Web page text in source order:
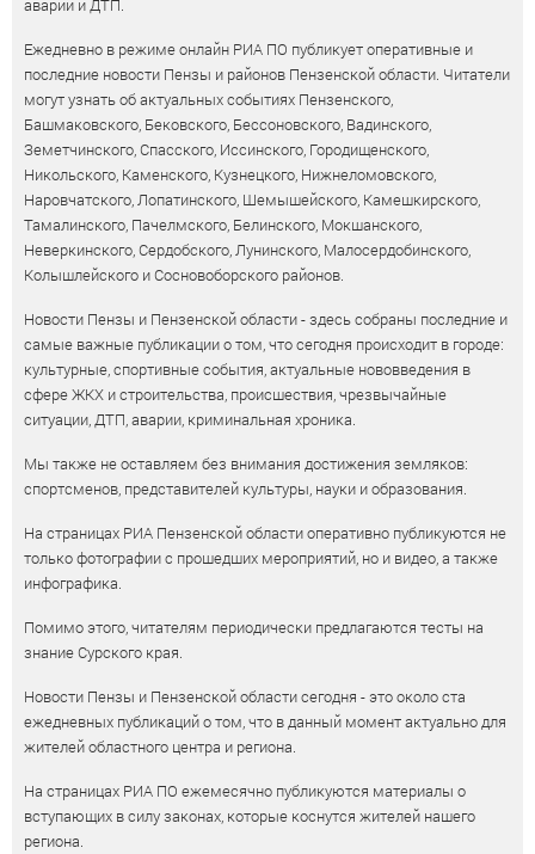
аварий и ДТП.
Ежедневно в режиме онлайн РИА ПО публикует оперативные и
последние новости Пензы и районов Пензенской области. Читатели
могут узнать об актуальных событиях Пензенского,
Башмаковского, Бековского, Бессоновского, Вадинского,
Земетчинского, Спасского, Иссинского, Городищенского,
Никольского, Каменского, Кузнецкого, Нижнеломовского,
Наровчатского, Лопатинского, Шемышейского, Камешкирского,
Тамалинского, Пачелмского, Белинского, Мокшанского,
Неверкинского, Сердобского, Лунинского, Малосердобинского,
Колышлейского и Сосновоборского районов.
Новости Пензы и Пензенской области - здесь собраны последние и
самые важные публикации о том, что сегодня происходит в городе:
культурные, спортивные события, актуальные нововведения в
сфере ЖКХ и строительства, происшествия, чрезвычайные
ситуации, ДТП, аварии, криминальная хроника.
Мы также не оставляем без внимания достижения земляков:
спортсменов, представителей культуры, науки и образования.
На страницах РИА Пензенской области оперативно публикуются не
только фотографии с прошедших мероприятий, но и видео, а также
инфографика.
Помимо этого, читателям периодически предлагаются тесты на
знание Сурского края.
Новости Пензы и Пензенской области сегодня - это около ста
ежедневных публикаций о том, что в данный момент актуально для
жителей областного центра и региона.
На страницах РИА ПО ежемесячно публикуются материалы о
вступающих в силу законах, которые коснутся жителей нашего
региона.